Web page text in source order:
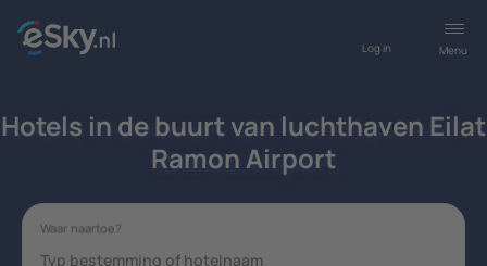
Menu
Log in
Hotels in de buurt van luchthaven Eilat
Ramon Airport